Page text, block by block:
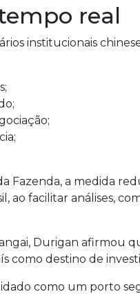
real
institucionais
Fazenda, a medida
ao facilitar análises,
Durigan afirmou
como destino de
como um porto